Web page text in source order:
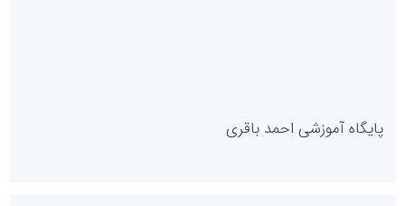
پایگاه آموزشی احمد باقری